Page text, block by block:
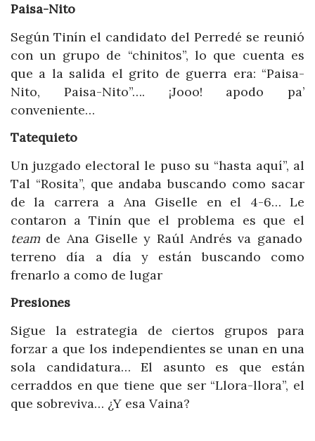
Paisa-Nito
Según Tinín el candidato del Perredé se reunió
con un grupo de “chinitos”, lo que cuenta es
que a la salida el grito de guerra era: “Paisa-
Nito, Paisa-Nito”…. ¡Jooo! apodo pa’
conveniente…
Tatequieto
Un juzgado electoral le puso su “hasta aquí”, al
Tal “Rosita”, que andaba buscando como sacar
de la carrera a Ana Giselle en el 4-6… Le
contaron a Tinín que el problema es que el
team de Ana Giselle y Raúl Andrés va ganado
terreno día a día y están buscando como
frenarlo a como de lugar
Presiones
Sigue la estrategia de ciertos grupos para
forzar a que los independientes se unan en una
sola candidatura… El asunto es que están
cerraddos en que tiene que ser “Llora-llora”, el
que sobreviva… ¿Y esa Vaina?